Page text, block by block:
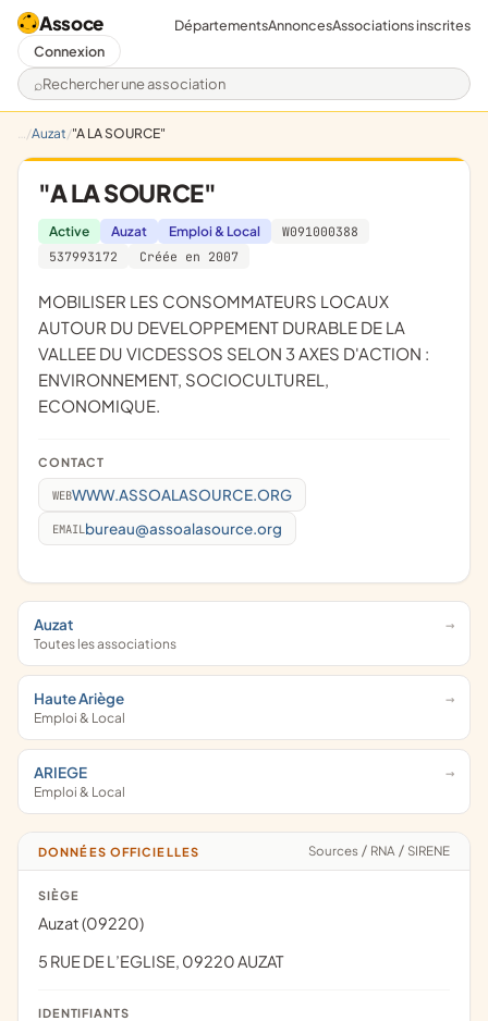
Assoce
Rechercher une association
DépartementsAnnoncesAssociations inscrites
Connexion
Auzat "A LA SOURCE"
"A LA SOURCE"
Active Auzat Emploi & Local
W091000388
537993172
Créée en 2007
MOBILISER LES CONSOMMATEURS LOCAUX
AUTOUR DU DEVELOPPEMENT DURABLE DE LA
VALLEE DU VICDESSOS SELON 3 AXES D'ACTION :
ENVIRONNEMENT, SOCIOCULTUREL,
ECONOMIQUE.
CONTACT
WEBWWW.ASSOALASOURCE.ORG
EMAIL bureau@assoalasource.org
Auzat
Toutes les associations
Haute Ariège
Emploi & Local
ARIEGE
Emploi & Local
DONNÉES OFFICIELLES Sources / RNA / SIRENE
SIÈGE
Auzat (09220)
5 RUE DE L’EGLISE, 09220 AUZAT
IDENTIFIANTS